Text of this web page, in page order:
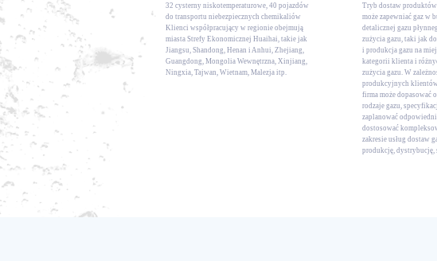
32 cysterny niskotemperaturowe, 40 pojazdów
do transportu niebezpiecznych chemikaliów
Klienci współpracujący w regionie obejmują
miasta Strefy Ekonomicznej Huaihai, takie jak
Jiangsu, Shandong, Henan i Anhui, Zhejiang,
Guangdong, Mongolia Wewnętrzna, Xinjiang,
Ningxia, Tajwan, Wietnam, Malezja itp.
Tryb dostaw
może zapewniać gaz w
detalicznej gazu
zużycia gazu, taki jak
i produkcja gazu na
kategorii klienta i
zużycia gazu. W
produkcyjnych klientów
firma może dopasować
rodzaje gazu,
zaplanować
dostosować
zakresie usług dostaw
produkcję, dystrybucję,